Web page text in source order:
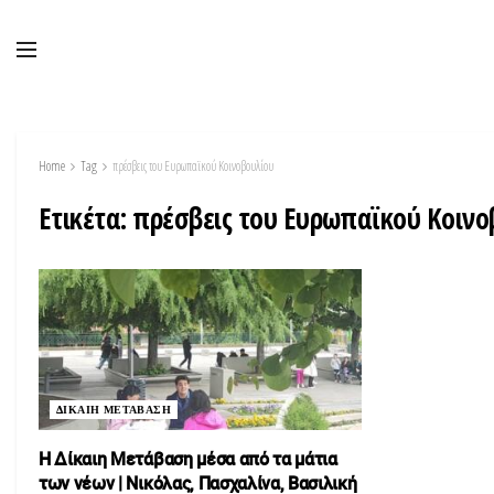
Home Tag πρέσβεις του Ευρωπαϊκού Κοινοβουλίου
Ετικέτα:πρέσβεις του Ευρωπαϊκού
ΔΙΚΑΙΗ ΜΕΤΑΒΑΣΗ
Η Δίκαιη Μετάβαση μέσα από τα μάτια
των νέων | Νικόλας, Πασχαλίνα, Βασιλική